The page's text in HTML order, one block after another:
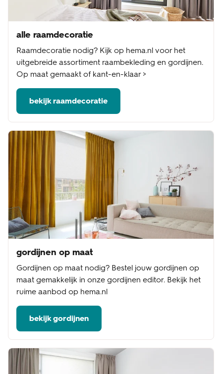
alle raamdecoratie
Raamdecoratie nodig? Kijk op hema.nl voor het
uitgebreide assortiment raambekleding en gordijnen.
Op maat gemaakt of kant-en-klaar >
bekijk raamdecoratie
gordijnen op maat
Gordijnen op maat nodig? Bestel jouw gordijnen op
maat gemakkelijk in onze gordijnen editor. Bekijk het
ruime aanbod op hema.nl
bekijk gordijnen